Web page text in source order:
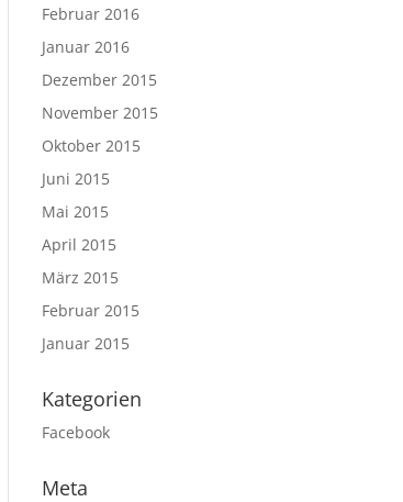
Februar 2016
Januar 2016
Dezember 2015
November 2015
Oktober 2015
Juni 2015
Mai 2015
April 2015
März 2015
Februar 2015
Januar 2015
Kategorien
Facebook
Meta